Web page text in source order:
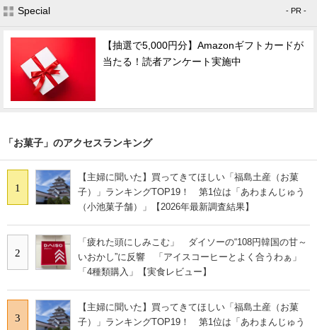
Special - PR -
【抽選で5,000円分】Amazonギフトカードが
当たる！読者アンケート実施中
「お菓子」のアクセスランキング
1
【主婦に聞いた】買ってきてほしい「福島土産（お菓
子）」ランキングTOP19！ 第1位は「あわまんじゅう
（小池菓子舗）」【2026年最新調査結果】
2
「疲れた頭にしみこむ」 ダイソーの“108円韓国の甘～
いおかし”に反響 「アイスコーヒーとよく合うわぁ」
「4種類購入」【実食レビュー】
3
【主婦に聞いた】買ってきてほしい「福島土産（お菓
子）」ランキングTOP19！ 第1位は「あわまんじゅう